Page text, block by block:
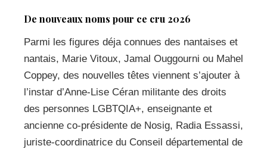
De nouveaux noms pour ce cru 2026
Parmi les figures déja connues des nantaises et
nantais, Marie Vitoux, Jamal Ouggourni ou Mahel
Coppey, des nouvelles têtes viennent s’ajouter à
l’instar d’Anne-Lise Céran militante des droits
des personnes LGBTQIA+, enseignante et
ancienne co-présidente de Nosig, Radia Essassi,
juriste-coordinatrice du Conseil départemental de